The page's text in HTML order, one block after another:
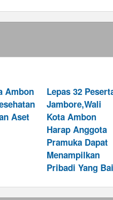
Ambon
Aset
Lepas 32
Jambore,Wali
Kota Ambon
Harap Anggota
Pramuka Dapat
Menampilkan
Pribadi Yang